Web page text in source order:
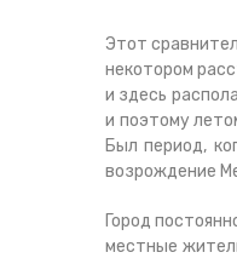
Этот
некотором
и здесь
и поэтому
Был период,
возрождение
Город
местные